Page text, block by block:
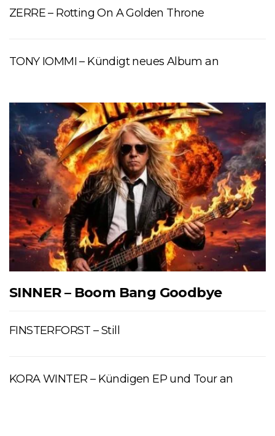
ZERRE – Rotting On A Golden Throne
TONY IOMMI – Kündigt neues Album an
SINNER – Boom Bang Goodbye
FINSTERFORST – Still
KORA WINTER – Kündigen EP und Tour an